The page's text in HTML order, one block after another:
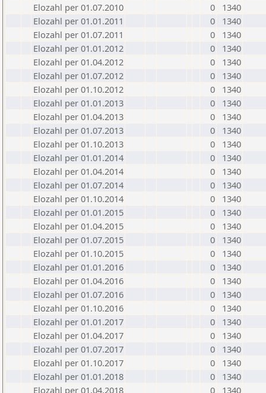
Elozahl per 01.07.2010
0
1340
Elozahl per 01.01.2011
0
1340
Elozahl per 01.07.2011
0
1340
Elozahl per 01.01.2012
0
1340
Elozahl per 01.04.2012
0
1340
Elozahl per 01.07.2012
0
1340
Elozahl per 01.10.2012
0
1340
Elozahl per 01.01.2013
0
1340
Elozahl per 01.04.2013
0
1340
Elozahl per 01.07.2013
0
1340
Elozahl per 01.10.2013
0
1340
Elozahl per 01.01.2014
0
1340
Elozahl per 01.04.2014
0
1340
Elozahl per 01.07.2014
0
1340
Elozahl per 01.10.2014
0
1340
Elozahl per 01.01.2015
0
1340
Elozahl per 01.04.2015
0
1340
Elozahl per 01.07.2015
0
1340
Elozahl per 01.10.2015
0
1340
Elozahl per 01.01.2016
0
1340
Elozahl per 01.04.2016
0
1340
Elozahl per 01.07.2016
0
1340
Elozahl per 01.10.2016
0
1340
Elozahl per 01.01.2017
0
1340
Elozahl per 01.04.2017
0
1340
Elozahl per 01.07.2017
0
1340
Elozahl per 01.10.2017
0
1340
Elozahl per 01.01.2018
0
1340
Elozahl per 01.04.2018
0
1340